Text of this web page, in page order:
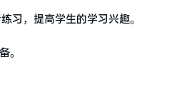
习，提高学生的学习兴趣。
。